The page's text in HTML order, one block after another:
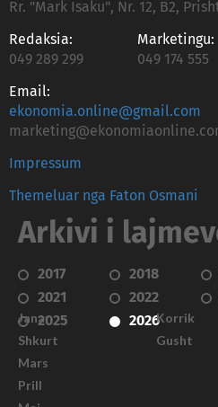
Rr. "Mark Isaku", Nr. 12, B2,
Redaksia:
049 289 299
Marketingu:
049 174 555
Email:
ekonomia.online@gmail.com
Impressum
Themeluar nga Faton Osmani
Arkivi i
2017 2018
2021
2022
2025
2026
Janar
Shkurt
Mars
Prill
Korrik
Gusht